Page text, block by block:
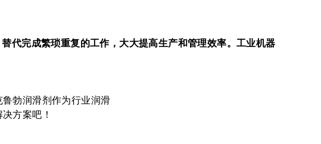
代完成繁琐重复的工作，大大提高生产和管理效率。工业机器
勃润滑剂作为行业润滑
方案吧！